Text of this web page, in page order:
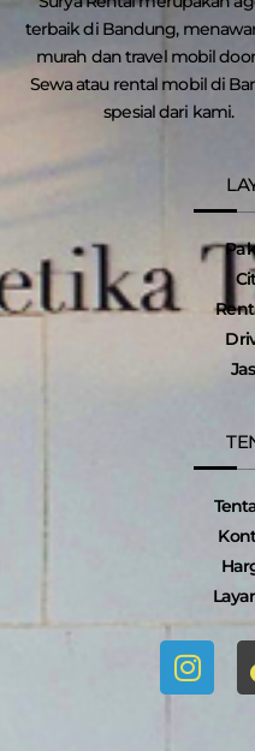
terbaik di Bandung,
murah dan travel mobil
Sewa atau rental mobil di
spesial dari kami.
I
n
s